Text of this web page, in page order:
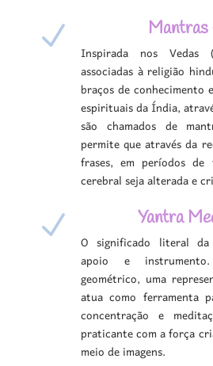
N Mantras
Inspirada nos Vedas
associadas à religião
braços de conhecimento
espirituais da Índia,
são chamados de
permite que através da
frases, em períodos
cerebral seja alterada e
N Yantra
O significado literal
apoio e
geométrico, uma
atua como ferramenta
concentração e
praticante com a força
meio de imagens.